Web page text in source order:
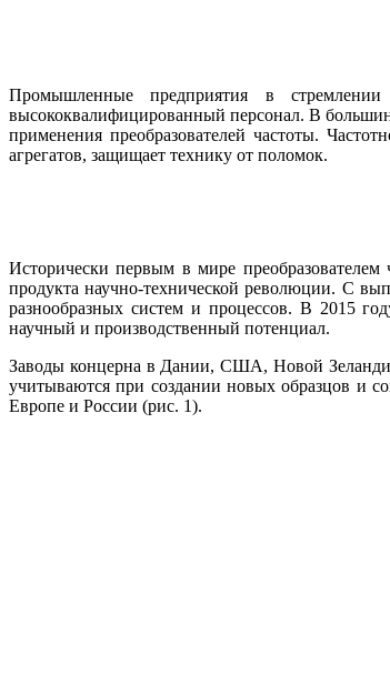
Промышленные предприятия в стремлении
высококвалифицированный персонал. В
применения преобразователей частоты.
агрегатов, защищает технику от поломок.
Исторически первым в мире
продукта научно-технической революции. С
разнообразных систем и процессов. В 2015
научный и производственный потенциал.
Заводы концерна в Дании, США, Новой
учитываются при создании новых образцов и
Европе и России (рис. 1).